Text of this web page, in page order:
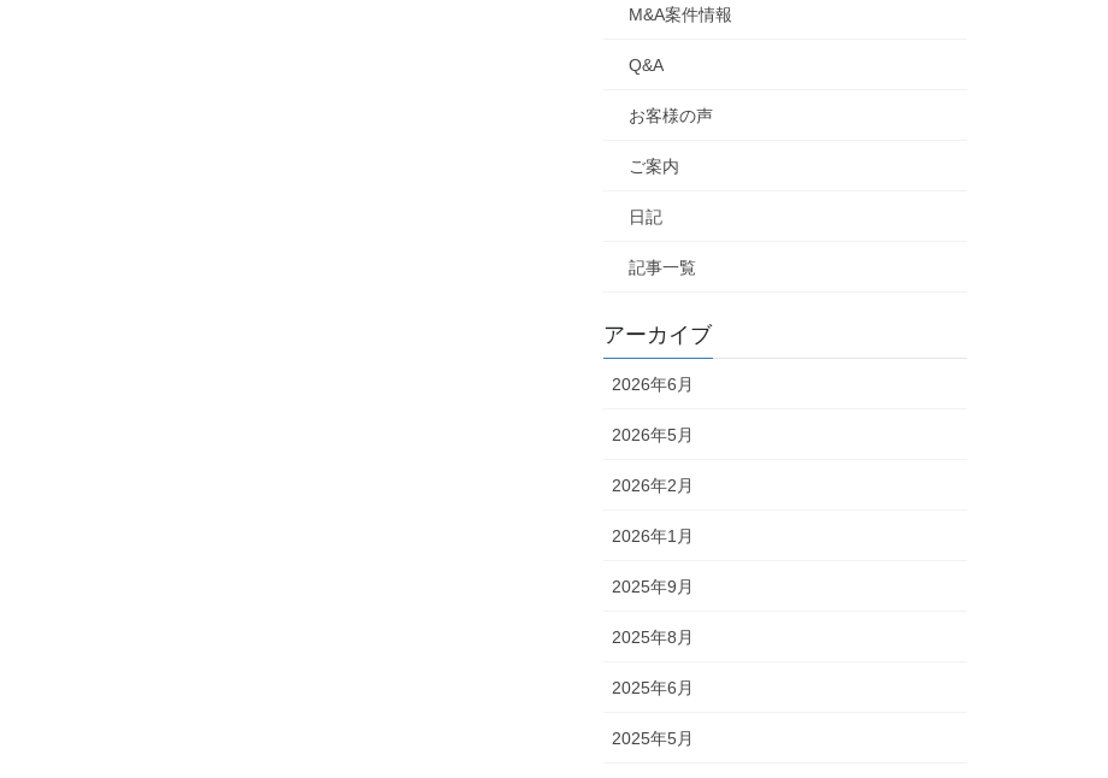
M&A案件情報
Q&A
お客様の声
ご案内
日記
記事一覧
アーカイブ
2026年6月
2026年5月
2026年2月
2026年1月
2025年9月
2025年8月
2025年6月
2025年5月